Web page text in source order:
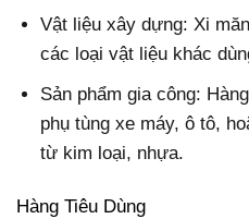
Vật liệu xây dựng: Xi
các loại vật liệu khác
Sản phẩm gia công:
phụ tùng xe máy, ô tô,
từ kim loại, nhựa.
Hàng Tiêu Dùng